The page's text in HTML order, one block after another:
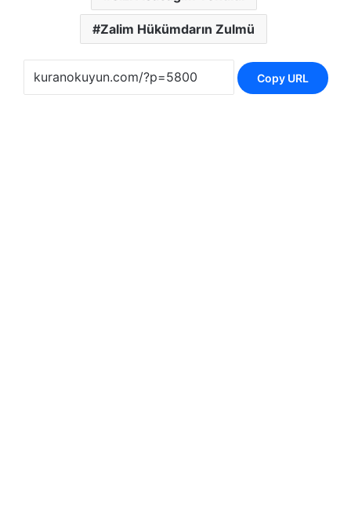
Zalim Hükümdarın Zulmü
Copy URL